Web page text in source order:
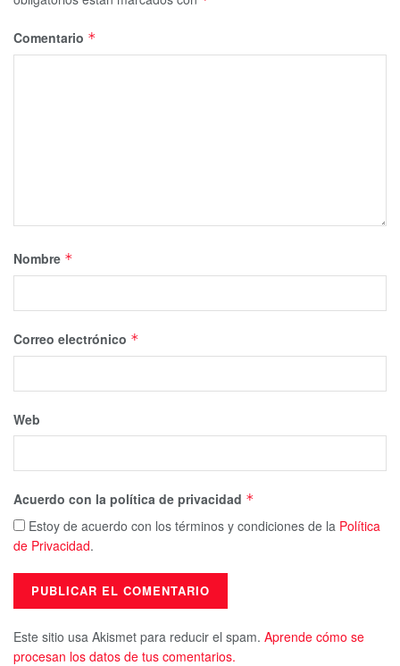
Comentario *
Nombre *
Correo electrónico *
Web
Acuerdo con la política de privacidad *
Estoy de acuerdo con los términos y condiciones de la Política
de Privacidad.
Este sitio usa Akismet para reducir el spam. Aprende cómo se
procesan los datos de tus comentarios.